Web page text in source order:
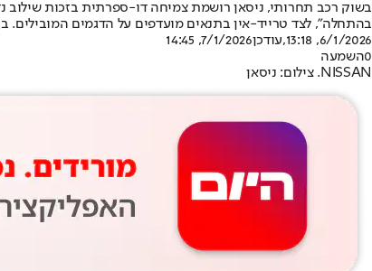
בשוק רכב תחרותי, ניסאן רושמת צמיחה דו-ספרתית בזכות
בהתחלה", לצד טרייד-אין בתנאים מועדפים על הדגמים המובילים.
6/1/2026, 13:18
,עודכן7/1/2026, 14:45
0השמעה
NISSAN. צילום: ניסאן